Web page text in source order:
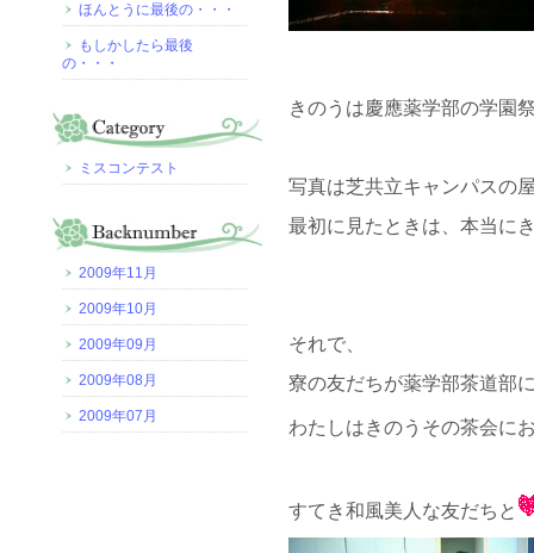
きのうは慶應薬学部の学園
写真は芝共立キャンパスの
最初に見たときは、本当に
それで、
寮の友だちが薬学部茶道部
わたしはきのうその茶会に
すてき和風美人な友だちと
ほんとうに最後の・・・
もしかしたら最後
の・・・
ミスコンテスト
2009年11月
2009年10月
2009年09月
2009年08月
2009年07月